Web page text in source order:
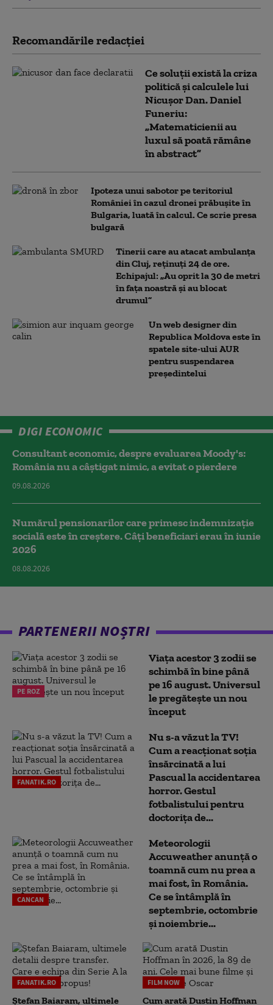
Recomandările redacţiei
Ce soluții există la criza
politică și calculele lui
Nicușor Dan. Daniel
Funeriu:
„Matematicienii au
luxul să poată rămâne
în abstract”
Ipoteza unui sabotor pe teritoriul
României în cazul dronei prăbușite în
Bulgaria, luată în calcul. Ce scrie presa
bulgară
Tinerii care au atacat ambulanța
din Cluj, reținuți 24 de ore.
Echipajul: „Au oprit la 30 de metri
în fața noastră și au blocat
drumul”
Un web designer din
Republica Moldova este în
spatele site-ului AUR
pentru suspendarea
președintelui
DIGI ECONOMIC
Consultant economic, despre evaluarea Moody's:
România nu a câştigat nimic, a evitat o pierdere
09.08.2026
Numărul pensionarilor care primesc indemnizaţie
socială este în creștere. Câți beneficiari erau în iunie
2026
08.08.2026
PARTENERII NOȘTRI
PE ROZ
Viața acestor 3 zodii se
schimbă în bine până
pe 16 august. Universul
le pregătește un nou
început
FANATIK.RO
Nu s-a văzut la TV!
Cum a reacţionat soţia
însărcinată a lui
Pascual la accidentarea
horror. Gestul
fotbalistului pentru
doctoriţa de...
CANCAN
Meteorologii
Accuweather anunță o
toamnă cum nu prea a
mai fost, în România.
Ce se întâmplă în
septembrie, octombrie
și noiembrie...
FANATIK.RO
Ștefan Baiaram, ultimele
FILM NOW
Cum arată Dustin Hoffman